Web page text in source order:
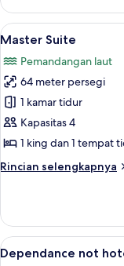
Suite
Eolo
Lihat
semua
foto
untuk
Master
Suite
13
Master Suite
Pemandangan laut
64 meter persegi
1 kamar tidur
Kapasitas 4
1 king dan 1 tempat
Rincian selengkapnya
Rincian
Master
Suite
Lihat
semua
18
Dependance not